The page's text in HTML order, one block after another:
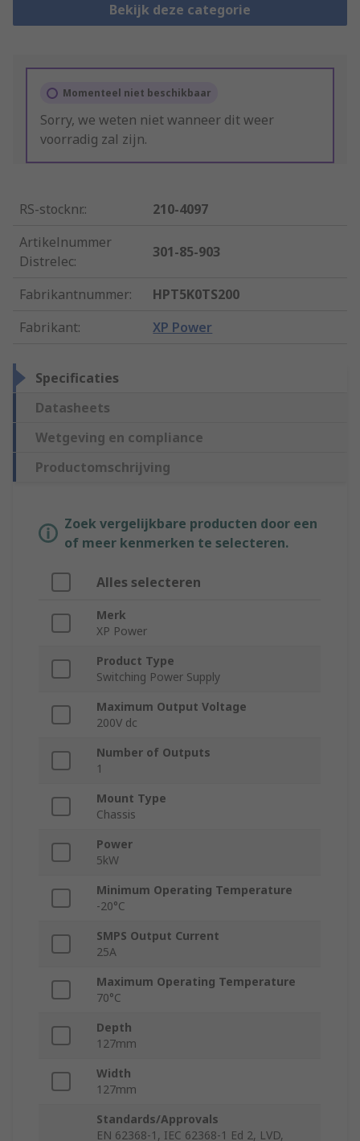
Bekijk deze categorie
Momenteel niet beschikbaar
Sorry, we weten niet wanneer dit weer
voorradig zal zijn.
RS-stocknr.:
210-4097
Artikelnummer
Distrelec:
301-85-903
Fabrikantnummer:
HPT5K0TS200
Fabrikant: XP Power
Specificaties
Datasheets
Wetgeving en compliance
Productomschrijving
Zoek vergelijkbare producten door een
of meer kenmerken te selecteren.
Alles selecteren
Merk
XP Power
Product Type
Switching Power Supply
Maximum Output Voltage
200V dc
Number of Outputs
1
Mount Type
Chassis
Power
5kW
Minimum Operating Temperature
-20°C
SMPS Output Current
25A
Maximum Operating Temperature
70°C
Depth
127mm
Width
127mm
Standards/Approvals
EN 62368-1, IEC 62368-1 Ed 2, LVD,